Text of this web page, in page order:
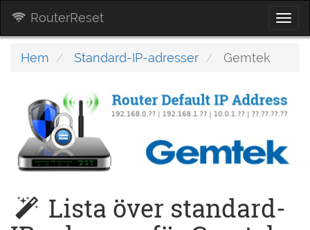
RouterReset
Hem Standard-IP-adresser Gemtek
Lista över standard-